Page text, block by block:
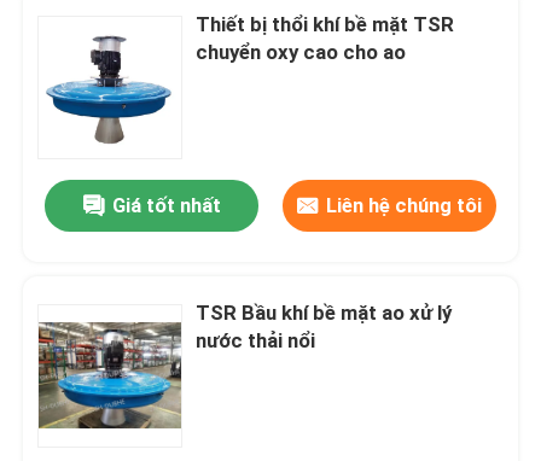
Các sản phẩm
video
Thiết bị thổi khí bề mặt TSR
chuyển oxy cao cho ao
Giá tốt nhất Liên hệ chúng tôi
TSR Bầu khí bề mặt ao xử lý
nước thải nổi